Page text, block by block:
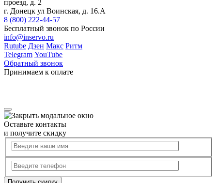
проезд, д. 2
г. Донецк ул Воинская, д. 16.А
8 (800) 222-44-57
Бесплатный звонок по России
info@inservo.ru
Rutube Дзен Макс Ритм
Telegram YouTube
Обратный звонок
Принимаем к оплате
Оставьте контакты
и получите скидку